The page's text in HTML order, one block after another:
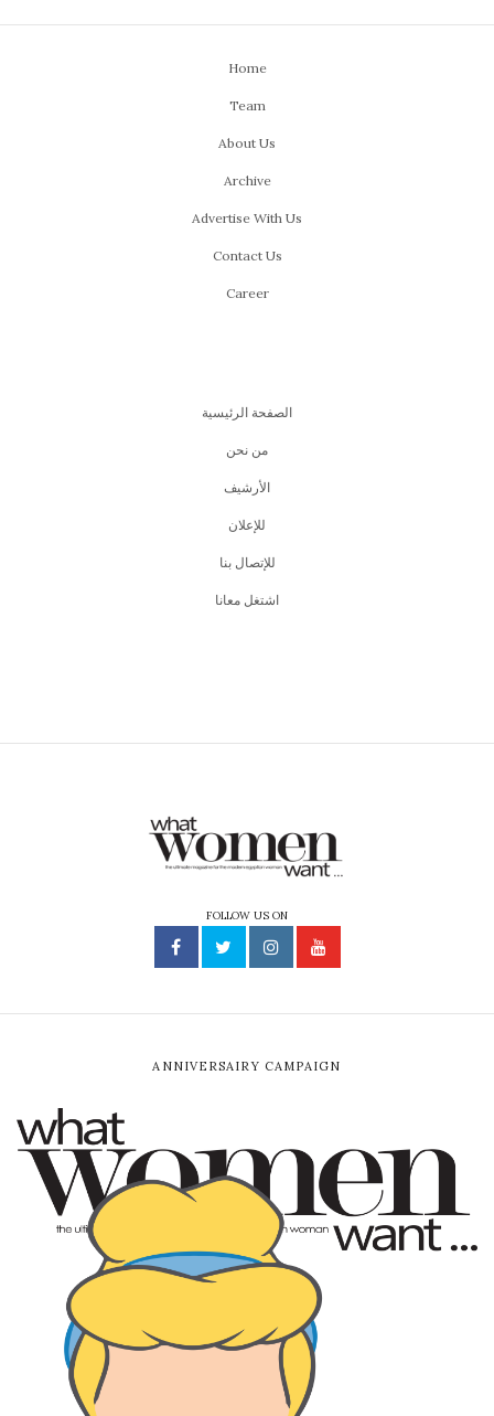
Home
Team
About Us
Archive
Advertise With Us
Contact Us
Career
الصفحة الرئيسية
من نحن
اﻷرشيف
للإعلان
للإتصال بنا
اشتغل معانا
FOLLOW US ON
ANNIVERSAIRY CAMPAIGN